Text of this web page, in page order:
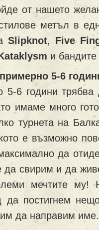
от нашето
метъл в
Slipknot, Five
и
5-6
5-6 години
имаме много
турнета на
е възможно
да
да свирим и да
мечтите
да постигнем
да направим име.